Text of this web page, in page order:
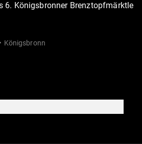
6. Königsbronner Brenztopfmärktle
Königsbronn